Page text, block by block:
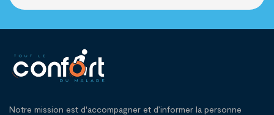
Notre mission est d'accompagner et d’informer la personne